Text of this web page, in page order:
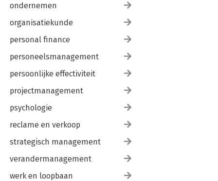
ondernemen
organisatiekunde
personal finance
personeelsmanagement
persoonlijke effectiviteit
projectmanagement
psychologie
reclame en verkoop
strategisch management
verandermanagement
werk en loopbaan